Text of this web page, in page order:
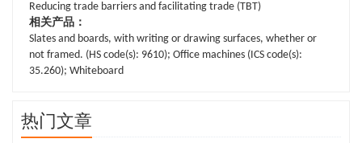
Reducing trade barriers and facilitating trade (TBT)
相关产品：
Slates and boards, with writing or drawing surfaces, whether or
not framed. (HS code(s): 9610); Office machines (ICS code(s):
35.260); Whiteboard
热门文章